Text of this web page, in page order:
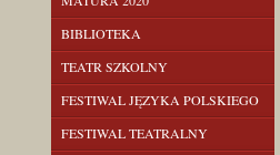
BIBLIOTEKA
TEATR SZKOLNY
FESTIWAL JĘZYKA POLSKIEGO
FESTIWAL TEATRALNY